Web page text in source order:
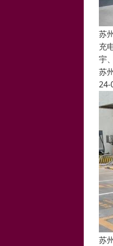
苏
充
宇
苏
24-
苏